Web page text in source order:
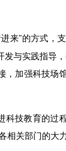
进来”的方式，
与实践指导
，加强科技场
技教育的过
相关部门的大